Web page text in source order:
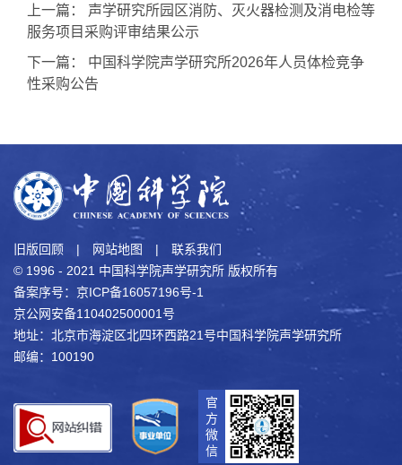
上一篇：
声学研究所园区消防、灭火器检测及消电检等
服务项目采购评审结果公示
下一篇：
中国科学院声学研究所2026年人员体检竞争
性采购公告
旧版回顾 | 网站地图 |
联系我们
© 1996 - 2021 中国科学院声学研究所 版权所有
备案序号：京ICP备16057196号-1
京公网安备110402500001号
地址：北京市海淀区北四环西路21号中国科学院声学研究所
邮编：100190
官
方
微
信